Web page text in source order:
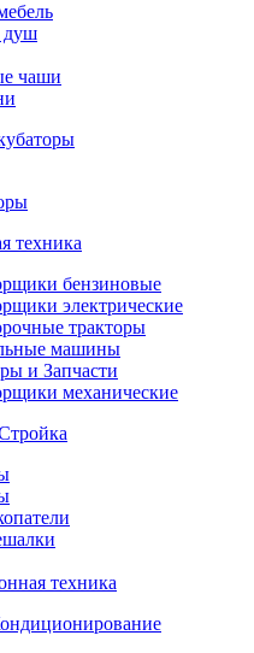
душ
чаши
техника
бензиновые
электрические
тракторы
машины
и Запчасти
механические
техника